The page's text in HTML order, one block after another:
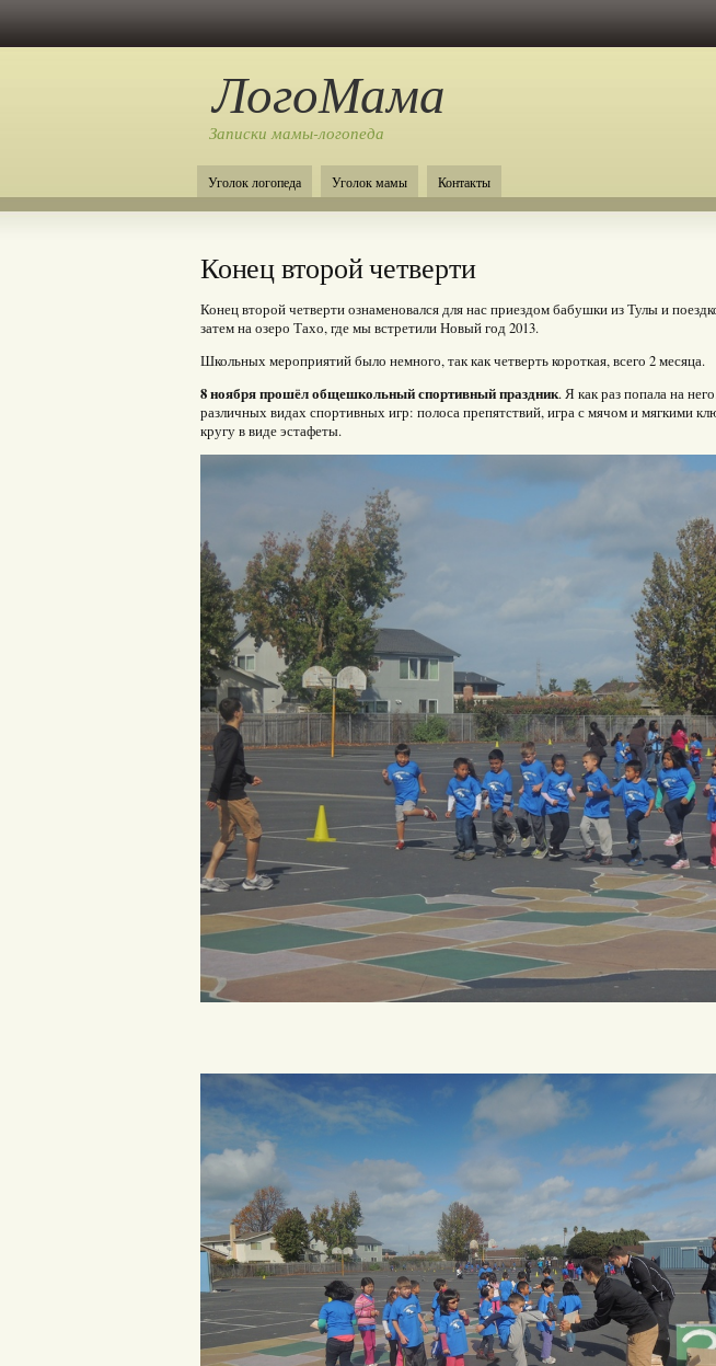
ЛогоМама
Записки мамы-логопеда
Уголок логопеда Уголок мамы Контакты
Конец второй четверти
Конец второй четверти ознаменовался для нас приездом бабушки из Тулы и
затем на озеро Тахо, где мы встретили Новый год 2013.
Школьных мероприятий было немного, так как четверть короткая, всего 2 месяца.
8 ноября прошёл общешкольный спортивный праздник. Я как раз попала на
различных видах спортивных игр: полоса препятствий, игра с мячом и мягкими
кругу в виде эстафеты.